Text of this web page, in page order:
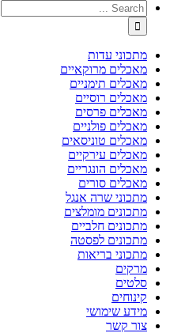
מתכוני עדות
מאכלים מרוקאיים
מאכלים תימניים
מאכלים רוסיים
מאכלים פרסים
מאכלים פולניים
מאכלים טוניסאים
מאכלים עירקיים
מאכלים הונגריים
מאכלים סורים
מתכוני שרה אנגל
מתכונים מומלצים
מתכונים חלביים
מתכונים לפסטה
מתכוני בריאות
מרקים
סלטים
קינוחים
מידע שימושי
צור קשר